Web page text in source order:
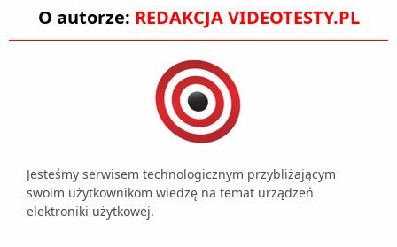
O autorze: REDAKCJA VIDEOTESTY.PL
Jesteśmy serwisem technologicznym przybliżającym
swoim użytkownikom wiedzę na temat urządzeń
elektroniki użytkowej.